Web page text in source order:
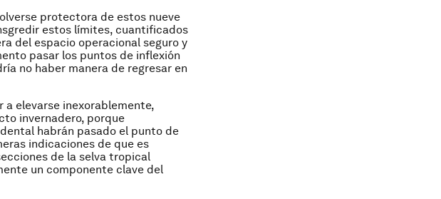
protectora de estos nueve
estos límites, cuantificados
del espacio operacional seguro y
pasar los puntos de inflexión
no haber manera de regresar en
a elevarse inexorablemente,
invernadero, porque
habrán pasado el punto de
indicaciones de que es
de la selva tropical
un componente clave del